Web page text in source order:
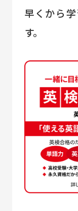
早くから
す。